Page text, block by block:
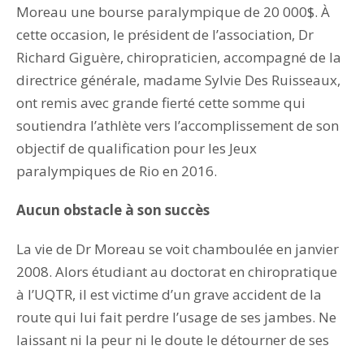
Moreau une bourse paralympique de 20 000$. À
cette occasion, le président de l’association, Dr
Richard Giguère, chiropraticien, accompagné de la
directrice générale, madame Sylvie Des Ruisseaux,
ont remis avec grande fierté cette somme qui
soutiendra l’athlète vers l’accomplissement de son
objectif de qualification pour les Jeux
paralympiques de Rio en 2016.
Aucun obstacle à son succès
La vie de Dr Moreau se voit chamboulée en janvier
2008. Alors étudiant au doctorat en chiropratique
à l’UQTR, il est victime d’un grave accident de la
route qui lui fait perdre l’usage de ses jambes. Ne
laissant ni la peur ni le doute le détourner de ses